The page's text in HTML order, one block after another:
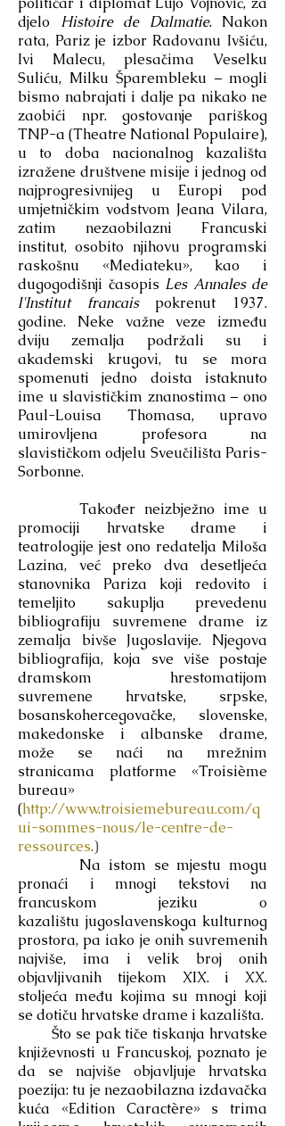
djelo Histoire de Dalmatie. Nakon
rata, Pariz je izbor Radovanu Ivšiću,
Ivi Malecu, plesačima Veselku
Suliću, Milku Šparembleku – mogli
bismo nabrajati i dalje pa nikako ne
zaobići npr. gostovanje pariškog
TNP-a (Theatre National Populaire),
u to doba nacionalnog kazališta
izražene društvene misije i jednog od
najprogresivnijeg u Europi pod
umjetničkim vodstvom Jeana Vilara,
zatim nezaobilazni Francuski
institut, osobito njihovu programski
raskošnu «Mediateku», kao i
dugogodišnji časopis Les Annales de
l'Institut francaispokrenut 1937.
godine. Neke važne veze između
dviju zemalja podržali su i
akademski krugovi, tu se mora
spomenuti jedno doista istaknuto
ime u slavističkim znanostima – ono
Paul-Louisa Thomasa, upravo
umirovljena profesora na
slavističkom odjelu Sveučilišta Paris-
Sorbonne.
Također neizbježno ime u
promociji hrvatske drame i
teatrologije jest ono redatelja Miloša
Lazina, već preko dva desetljeća
stanovnika Pariza koji redovito i
temeljito sakuplja prevedenu
bibliografiju suvremene drame iz
zemalja bivše Jugoslavije. Njegova
bibliografija, koja sve više postaje
dramskom hrestomatijom
suvremene hrvatske, srpske,
bosanskohercegovačke, slovenske,
makedonske i albanske drame,
može se naći na mrežnim
stranicama platforme «Troisième
bureau»
(http://www.troisiemebureau.com/q
ui-sommes-nous/le-centre-de-
ressources.)
Na istom se mjestu mogu
pronaći i mnogi tekstovi na
francuskom jeziku o
kazalištu jugoslavenskoga kulturnog
prostora, pa iako je onih suvremenih
najviše, ima i velik broj onih
objavljivanih tijekom XIX. i XX.
stoljeća među kojima su mnogi koji
se dotiču hrvatske drame i kazališta.
Što se pak tiče tiskanja hrvatske
književnosti u Francuskoj, poznato je
da se najviše objavljuje hrvatska
poezija: tu je nezaobilazna izdavačka
kuća «Edition Caractère» s trima